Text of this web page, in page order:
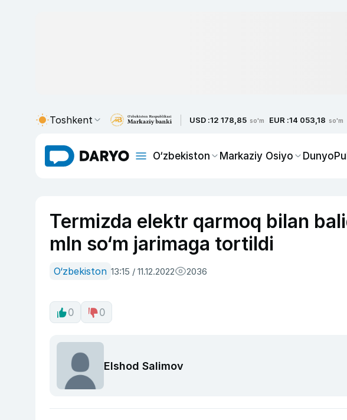
Toshkent USD :12 178,85 so'm EUR :14 053,18 so'm
O‘zbekiston Markaziy Osiyo Dunyo
Termizda elektr qarmoq bilan
mln so‘m jarimaga tortildi
O‘zbekiston 13:15 / 11.12.2022 2036
0 0
Elshod Salimov